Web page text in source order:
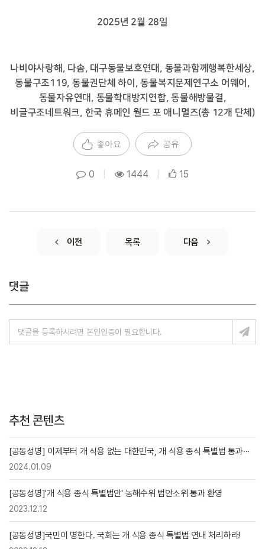
2025년 2월 28일
나비야사랑해, 다솜, 대구동물보호연대, 동물과함께행복한세상,
동물구조119, 동물권단체 하이, 동물복지문제연구소 어웨어,
동물자유연대, 동물학대방지연합, 동물해방물결,
비글구조네트워크, 한국 휴메인 월드 포 애니멀즈(총 12개 단체)
좋아요 공유
0 1444 15
이전 목록 다음
댓글
추천 콘텐츠
[공동성명] 이제부터 개 식용 없는 대한민국, 개 식용 종식 특별법 통과···
2024.01.09
[공동성명]'개 식용 종식 특별법안' 농해수위 법안소위 통과 환영
2023.12.12
[공동성명]국민이 명한다. 국회는 개 식용 종식 특별법 연내 처리하라!